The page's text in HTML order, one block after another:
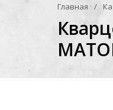
Главная